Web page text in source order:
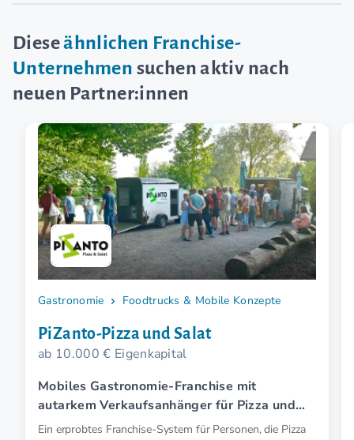
Dieseähnlichen Franchise-
Unternehmen suchen aktiv nach
neuen Partner:innen
Gastronomie Foodtrucks & Mobile Konzepte
PiZanto-Pizza und Salat
ab 10.000 € Eigenkapital
Mobiles Gastronomie-Franchise mit
autarkem Verkaufsanhänger für Pizza und
Salat
Ein erprobtes Franchise-System für Personen, die Pizza